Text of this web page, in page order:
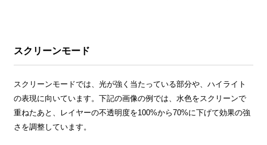
スクリーンモード
スクリーンモードでは、光が強く当たっている部分や、ハイライト
の表現に向いています。下記の画像の例では、水色をスクリーンで
重ねたあと、レイヤーの不透明度を100%から70%に下げて効果の強
さを調整しています。